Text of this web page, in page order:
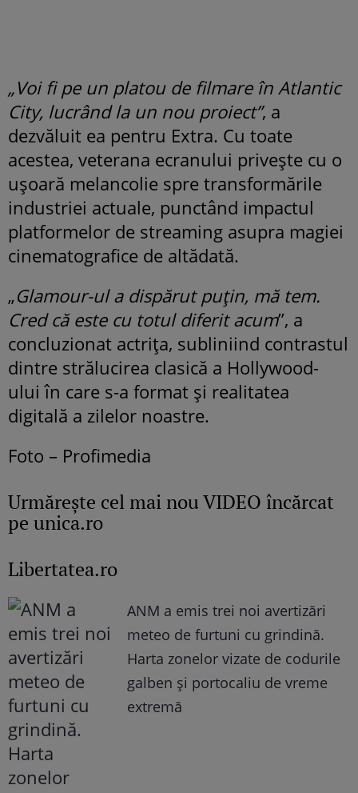
„Voi fi pe un platou de filmare în Atlantic
City, lucrând la un nou proiect”, a
dezvăluit ea pentru Extra. Cu toate
acestea, veterana ecranului privește cu o
ușoară melancolie spre transformările
industriei actuale, punctând impactul
platformelor de streaming asupra magiei
cinematografice de altădată.
„Glamour-ul a dispărut puțin, mă tem.
Cred că este cu totul diferit acum”, a
concluzionat actrița, subliniind contrastul
dintre strălucirea clasică a Hollywood-
ului în care s-a format și realitatea
digitală a zilelor noastre.
Foto – Profimedia
Urmăreşte cel mai nou VIDEO încărcat
pe unica.ro
Libertatea.ro
ANM a emis trei noi avertizări
meteo de furtuni cu grindină.
Harta zonelor vizate de codurile
galben și portocaliu de vreme
extremă